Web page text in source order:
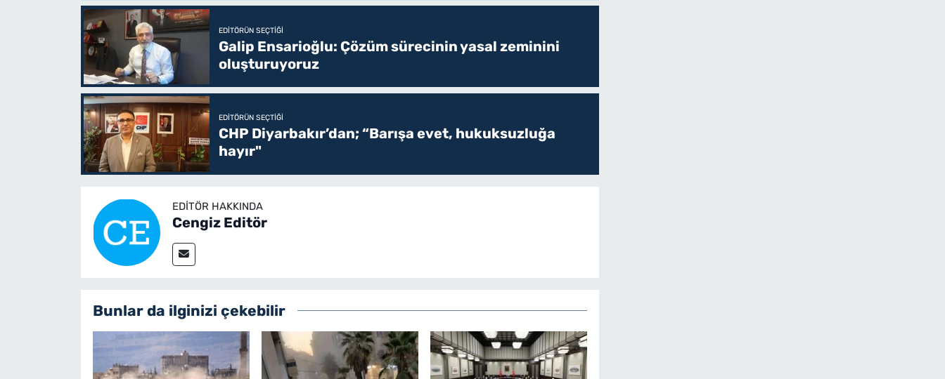
EDITÖRÜN SEÇTIĞI
Galip Ensarioğlu: Çözüm sürecinin yasal zeminini
oluşturuyoruz
EDITÖRÜN SEÇTIĞI
CHP Diyarbakır’dan; “Barışa evet, hukuksuzluğa
hayır"
EDITÖR HAKKINDA
Cengiz Editör
Bunlar da ilginizi çekebilir